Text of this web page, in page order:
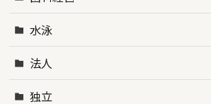
水泳
法人
独立